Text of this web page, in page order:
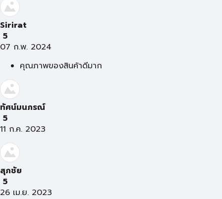
Sirirat
5
07 ก.พ. 2024
คุณภาพของสินค้าดีมาก
ทัศน์มนภรณ์
5
11 ก.ค. 2023
สุภชัย
5
26 เม.ย. 2023